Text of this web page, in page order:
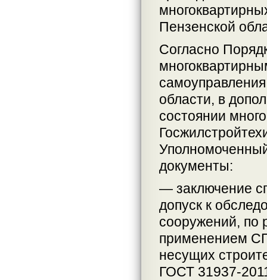
Пензенской
Согласно
области, в
состоянии
документы:
— заключение
допуск к
сооружений, по
применением
несущих
ГОСТ 31937-